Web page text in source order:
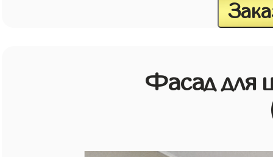
Фасад для